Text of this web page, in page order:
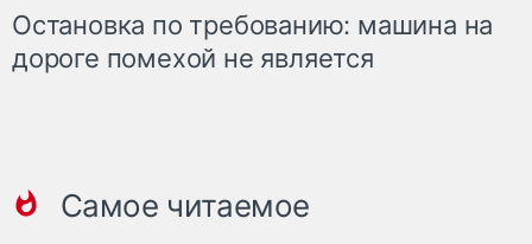
Остановка по требованию: машина на
дороге помехой не является
Самое читаемое